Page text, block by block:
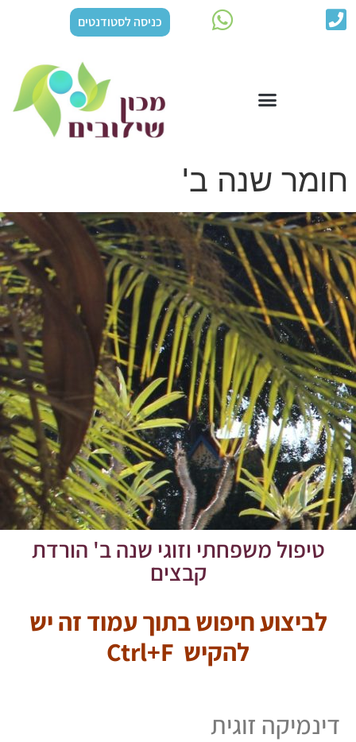
כניסה לסטודנטים
חומר שנה ב'
טיפול משפחתי וזוגי שנה ב' הורדת
קבצים
לביצוע חיפוש בתוך עמוד זה יש
להקיש Ctrl+F
דינמיקה זוגית